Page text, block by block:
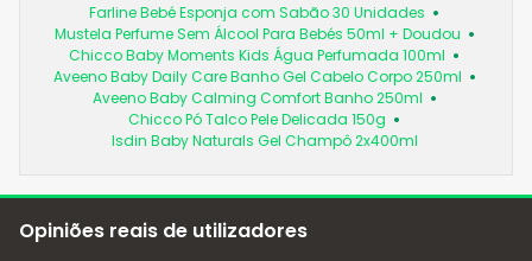
Farline Bebé Esponja com Sabão 30 Unidades
Mustela Perfume Sem Álcool Para Bebés 50ml + Doudou
Chicco Baby Moments Kids Água Perfumada 100ml
Aveeno Baby Daily Care Banho Gel Cabelo Corpo 250ml
Aveeno Baby Calming Comfort Banho 250ml
Chicco Pó Talco Pele Delicada 150g
Isdin Baby Naturals Gel Champô 2x400ml
Opiniões reais de utilizadores